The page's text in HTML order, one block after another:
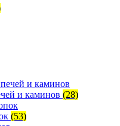
и каминов (28)
(53)